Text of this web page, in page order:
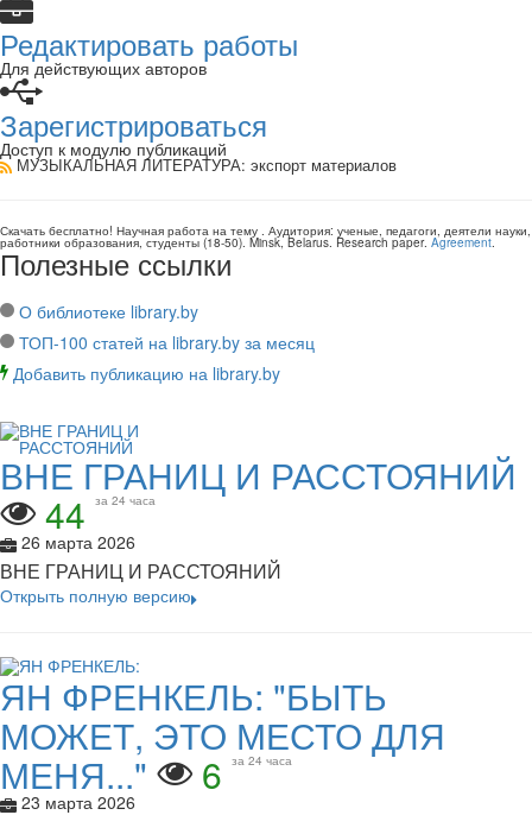
Редактировать работы
Для действующих авторов
Зарегистрироваться
Доступ к модулю публикаций
МУЗЫКАЛЬНАЯ ЛИТЕРАТУРА: экспорт материалов
Скачать бесплатно! Научная работа на тему . Аудитория: ученые, педагоги, деятели науки,
работники образования, студенты (18-50). Minsk, Belarus. Research paper. Agreement.
Полезные ссылки
О библиотеке library.by
ТОП-100 статей на library.by за месяц
Добавить публикацию на library.by
ВНЕ ГРАНИЦ И РАССТОЯНИЙ
44 за 24 часа
26 марта 2026
ВНЕ ГРАНИЦ И РАССТОЯНИЙ
Открыть полную версию
ЯН ФРЕНКЕЛЬ: "БЫТЬ
МОЖЕТ, ЭТО МЕСТО ДЛЯ
МЕНЯ..." 6 за 24 часа
23 марта 2026